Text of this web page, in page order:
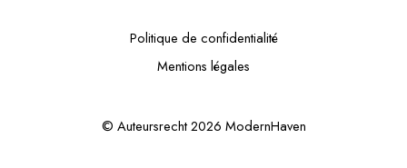
Politique de confidentialité
Mentions légales
© Auteursrecht 2026 ModernHaven